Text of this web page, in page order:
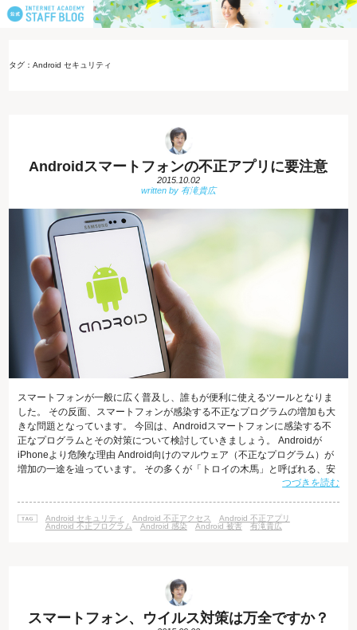
タグ：Android セキュリティ
Androidスマートフォンの不正アプリに要注意
2015.10.02
スマートフォンが一般に広く普及し、誰もが便利に使えるツールとなりま
した。 その反面、スマートフォンが感染する不正なプログラムの増加も大
きな問題となっています。 今回は、Androidスマートフォンに感染する不
正なプログラムとその対策について検討していきましょう。 Androidが
iPhoneより危険な理由 Android向けのマルウェア（不正なプログラム）が
増加の一途を辿っています。 その多くが「トロイの木馬」と呼ばれる、安
全なアプリを装ったアプリです。 この不正アプリの数は2011年12月には
スピードで増加しています。 Android向けの不正アプリがこれほど多いの
には理由があります。 iPhoneの場
つづきを読む
Android セキュリティ Android 不正アクセス
Android 不正アプリ
Android 不正プログラム
Android 感染 Android 被害 有滝貴広
スマートフォン、ウイルス対策は万全ですか？